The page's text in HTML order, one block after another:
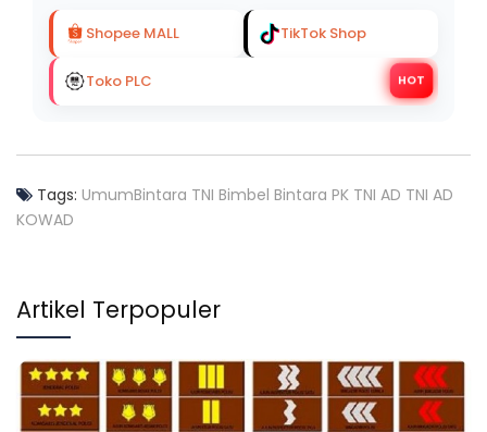
Shopee MALL TikTok Shop
HOT
Toko PLC
Tags: UmumBintara TNI Bimbel Bintara PK TNI AD TNI AD
KOWAD
Artikel Terpopuler